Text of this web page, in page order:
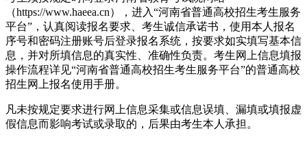
（https://www.haeea.cn），进入“河南省普通高校招生考生服务
平台”，认真阅读报名要求、考生诚信承诺书，使用本人报名
序号和密码注册账号后登录报名系统，按要求如实填写基本信
息，并对所填信息的真实性、准确性负责。考生网上信息填报
操作流程详见“河南省普通高校招生考生服务平台”的普通高校
招生网上报名使用手册。
凡未按规定要求进行网上信息采集或信息误填、漏填或填报虚
假信息而影响考试或录取的，后果由考生本人承担。